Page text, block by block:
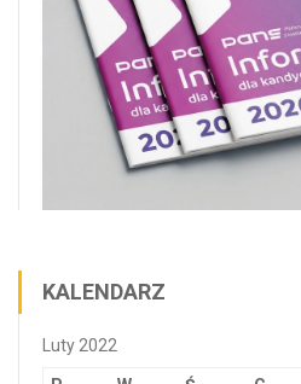
KALENDARZ
Luty 2022